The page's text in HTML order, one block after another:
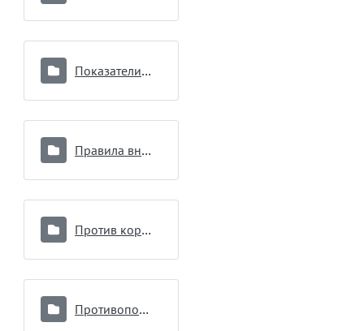
Показатели работы
Правила внутреннего распорядка для потребителей услуг
Против коррупции
Противопоказания к донорству